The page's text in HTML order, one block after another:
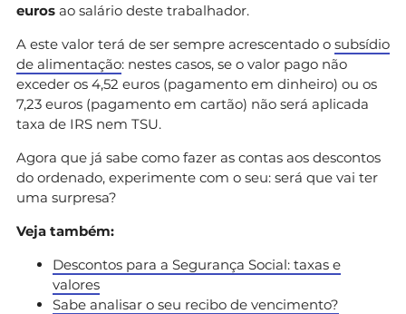
euros ao salário deste trabalhador.
A este valor terá de ser sempre acrescentado o subsídio
de alimentação: nestes casos, se o valor pago não
exceder os 4,52 euros (pagamento em dinheiro) ou os
7,23 euros (pagamento em cartão) não será aplicada
taxa de IRS nem TSU.
Agora que já sabe como fazer as contas aos descontos
do ordenado, experimente com o seu: será que vai ter
uma surpresa?
Veja também:
Descontos para a Segurança Social: taxas e
valores
Sabe analisar o seu recibo de vencimento?